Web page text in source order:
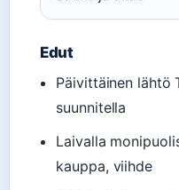
Edut
Päivittäinen lähtö
suunnitella
Laivalla
kauppa, viihde